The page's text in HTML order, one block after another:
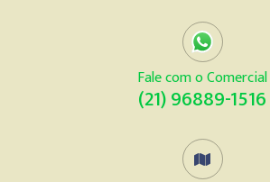
Fale com o Comercial
(21) 96889-1516